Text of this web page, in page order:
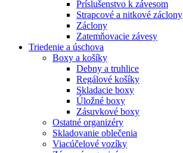
Príslušenstvo k závesom
Strapcové a nitkové záclony
Záclony
Zatemňovacie závesy
Triedenie a úschova
Boxy a košíky
Debny a truhlice
Regálové košíky
Skladacie boxy
Úložné boxy
Zásuvkové boxy
Ostatné organizéry
Skladovanie oblečenia
Viacúčelové vozíky